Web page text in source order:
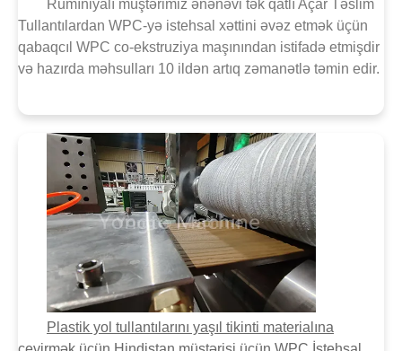
Rumıniyalı müştərimiz ənənəvi tək qatlı Açar Təslim
Tullantılardan WPC-yə istehsal xəttini əvəz etmək üçün
qabaqcıl WPC co-ekstruziya maşınından istifadə etmişdir
və hazırda məhsulları 10 ildən artıq zəmanətlə təmin edir.
Plastik yol tullantılarını yaşıl tikinti materialına